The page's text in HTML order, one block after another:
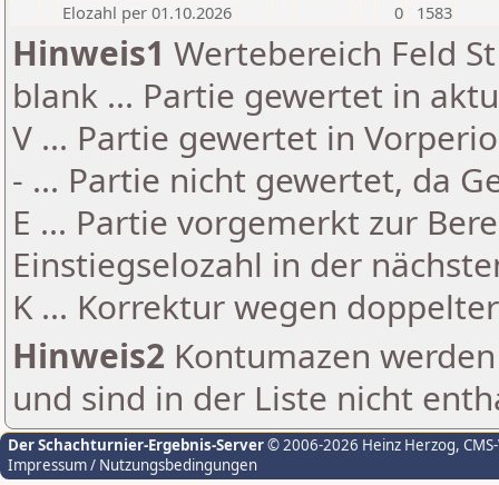
Elozahl per 01.10.2026
0 1583
Hinweis1 Wertebereich Feld
blank ... Partie gewertet in
V ... Partie gewertet in
- ... Partie nicht gewertet, da
E ... Partie vorgemerkt zur
Einstiegselozahl in der
K ... Korrektur wegen
Hinweis2 Kontumazen
und sind in der Liste nicht
Der Schachturnier-Ergebnis-Server© 2006-2026 Heinz Herzog,
Impressum / Nutzungsbedingungen